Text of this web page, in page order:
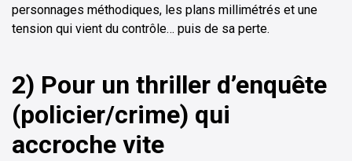
personnages méthodiques, les plans millimétrés et une
tension qui vient du contrôle… puis de sa perte.
2) Pour un thriller d’enquête
(policier/crime) qui
accroche vite